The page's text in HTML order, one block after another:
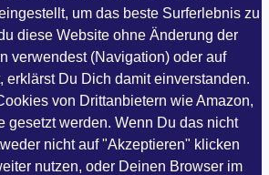
um das beste Surferlebnis zu
diese Website ohne Änderung der
verwendest (Navigation) oder auf
erklärst Du Dich damit einverstanden.
von Drittanbietern wie Amazon,
gesetzt werden. Wenn Du das nicht
nicht auf "Akzeptieren" klicken
nutzen, oder Deinen Browser im